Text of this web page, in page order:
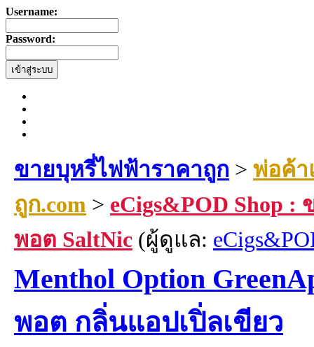
Username:
Password:
ขายบุหรี่ไฟฟ้าราคาถูก > พ่อค้า
ถูก.com> eCigs&POD Shop
พอต SaltNic(ผู้ดูแล:
Menthol Option
พอต กลิ่นแอปเปิ่ลเขียว